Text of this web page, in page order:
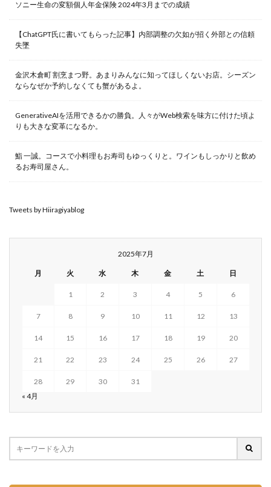
ソニー生命の変額個人年金保険 2024年3月までの成績
【ChatGPT氏に書いてもらった記事】内部調整の欠如が招く外部との信頼
失墜
金沢木倉町 割烹まつ野。あまりみんなに知ってほしくないお店。シーズン
ならなぜか予約しなくても蟹があるよ。
GenerativeAIを活用できるかの勝負。人々がWeb検索を味方に付けた頃よ
りも大きな変革になるか。
鮨 一誠。コースで小料理もお寿司もゆっくりと。ワインもしっかりと飲め
るお寿司屋さん。
Tweets by Hiiragiyablog
2025年7月
月 火 水 木 金 土 日
1 2 3 4 5 6
7 8 9 10 11 12 13
14 15 16 17 18 19 20
21 22 23 24 25 26 27
28 29 30
31
« 4月